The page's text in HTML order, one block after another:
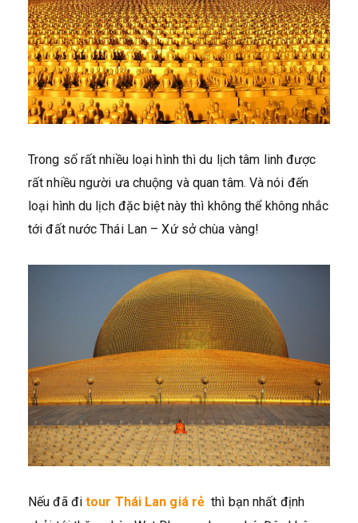
Trong số rất nhiều loại hình thì du lịch tâm linh được
rất nhiều người ưa chuộng và quan tâm. Và nói đến
loại hình du lịch đặc biệt này thì không thể không nhắc
tới đất nước Thái Lan – Xứ sở chùa vàng!
Nếu đã đi tour Thái Lan giá rẻ thì bạn nhất định